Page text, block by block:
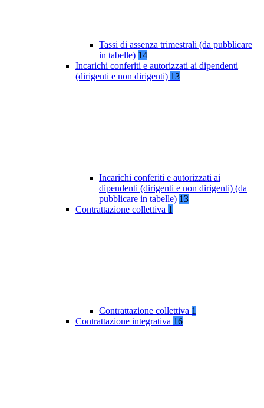
Tassi di assenza trimestrali (da pubblicare
in tabelle) 14
Incarichi conferiti e autorizzati ai dipendenti
(dirigenti e non dirigenti) 13
Incarichi conferiti e autorizzati ai
dipendenti (dirigenti e non dirigenti) (da
pubblicare in tabelle) 13
Contrattazione collettiva 1
Contrattazione collettiva 1
Contrattazione integrativa 16